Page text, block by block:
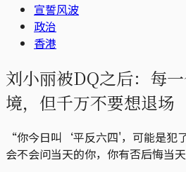
宣誓风波
政治
香港
刘小丽被DQ之后：每
境，但千万不要想退场
“你今日叫‘平反六四'，可能是
会不会问当天的你，你有否后悔当